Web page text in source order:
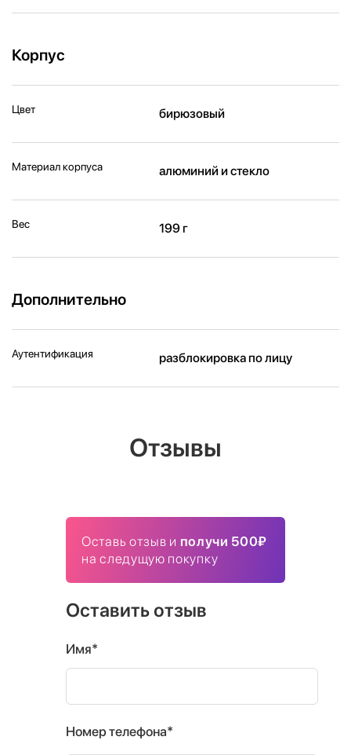
Корпус
Цвет бирюзовый
Материал корпуса алюминий и стекло
Вес 199 г
Дополнительно
Аутентификация разблокировка по лицу
Отзывы
Оставь отзыв и получи 500₽
на следущую покупку
Оставить отзыв
Имя*
Номер телефона*